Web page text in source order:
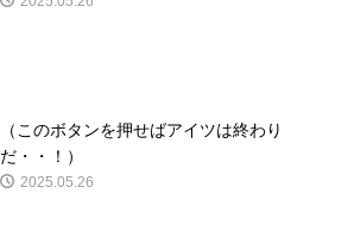
（このボタンを押せばアイツは終わり
だ・・！）
2025.05.26